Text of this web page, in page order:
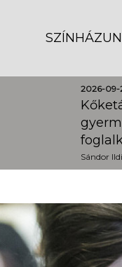
2026-09-
Sándor